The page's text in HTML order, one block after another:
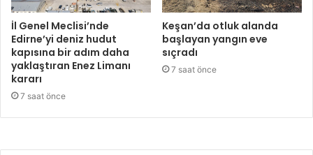
İl Genel Meclisi’nde
Edirne’yi deniz hudut
kapısına bir adım daha
yaklaştıran Enez Limanı
kararı
7 saat önce
Keşan’da otluk alanda
başlayan yangın eve
sıçradı
7 saat önce